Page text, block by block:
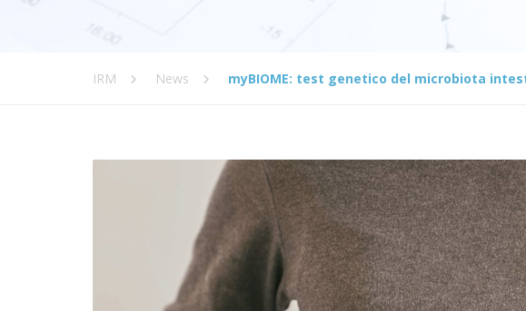
IRM News myBIOME: test genetico del microbiota